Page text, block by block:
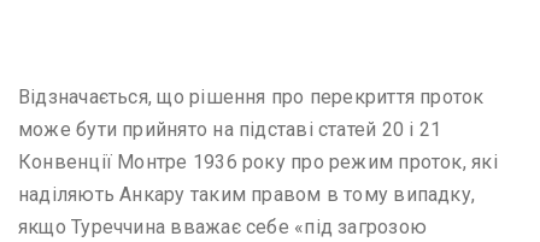
Відзначається, що рішення про перекриття проток
може бути прийнято на підставі статей 20 і 21
Конвенції Монтре 1936 року про режим проток, які
наділяють Анкару таким правом в тому випадку,
якщо Туреччина вважає себе «під загрозою